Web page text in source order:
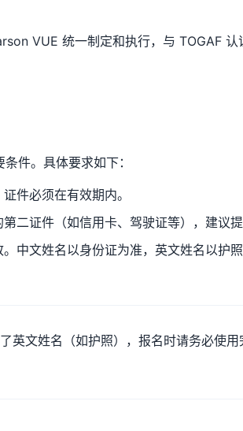
VUE 统一制定和执行，与 TOGAF
件。具体要求如下：
件必须在有效期内。
二证件（如信用卡、驾驶证等），建议提
中文姓名以身份证为准，英文姓名以护照
英文姓名（如护照），报名时请务必使